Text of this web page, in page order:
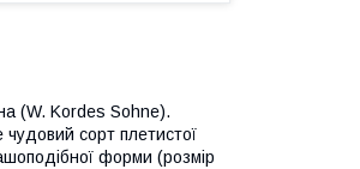
(W. Kordes Sohne).
сорт плетистої
форми (розмір